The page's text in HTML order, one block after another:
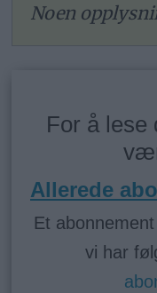
Noen
For å lese
Allerede
Et
vi har